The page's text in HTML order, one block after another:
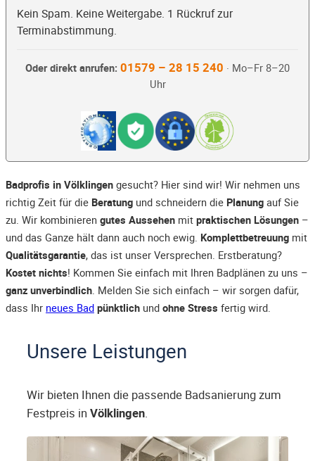
Kein Spam. Keine Weitergabe. 1 Rückruf zur
Terminabstimmung.
Oder direkt anrufen: 01579 – 28 15 240 · Mo–Fr 8–20
Uhr
Badprofis in Völklingen gesucht? Hier sind wir! Wir nehmen uns
richtig Zeit für die Beratung und schneidern die Planung auf Sie
zu. Wir kombinieren gutes Aussehen mit praktischen Lösungen –
und das Ganze hält dann auch noch ewig. Komplettbetreuung mit
Qualitätsgarantie, das ist unser Versprechen. Erstberatung?
Kostet nichts! Kommen Sie einfach mit Ihren Badplänen zu uns –
ganz unverbindlich. Melden Sie sich einfach – wir sorgen dafür,
dass Ihr neues Bad pünktlich und ohne Stress fertig wird.
Unsere Leistungen
Wir bieten Ihnen die passende Badsanierung zum
Festpreis in Völklingen.